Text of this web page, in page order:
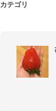
カテゴリ